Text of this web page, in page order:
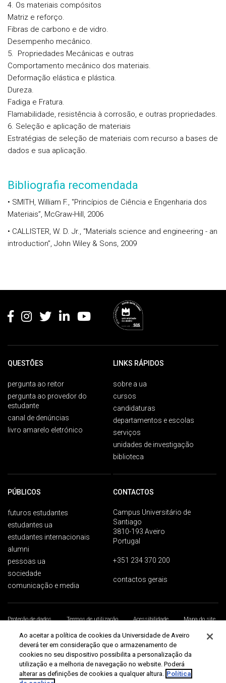
4. Os materiais compósitos
Matriz e reforço.
Fibras de carbono e de vidro.
Desempenho mecânico.
5. Propriedades Mecânicas e outras
Comportamento mecânico dos materiais.
Deformação elástica e plástica.
Dureza.
Fadiga e Fratura.
Flamabilidade, resistência à corrosão, e outras propriedades.
6. Seleção e aplicação de materiais
Estratégias de seleção de materiais com recurso a bases de
dados e sua aplicação.
Bibliografia recomendada
• SMITH, William F., "Princípios de Ciência e Engenharia dos
Materiais”, McGraw-Hill, 2006
• CALLISTER, W. D. Jr., “Materials science and engineering - an
introduction”, John Wiley & Sons, 2009
QUESTÕES
pergunta ao reitor
pergunta ao provedor do
estudante
canal de denúncias
livro amarelo eletrónico
LINKS RÁPIDOS
sobre a ua
cursos
candidaturas
departamentos e escolas
serviços
unidades de investigação
biblioteca
PÚBLICOS
futuros estudantes
estudantes ua
estudantes internacionais
alumni
pessoas ua
sociedade
comunicação e media
CONTACTOS
Campus Universitário de
Santiago
3810-193 Aveiro
Portugal
+351 234 370 200
contactos gerais
Proteção de dados Termos de utilização Acessibilidade
Mapa do site
Universidade de Aveiro 2026
Ao aceitar a política de cookies da Universidade de Aveiro
deverá ter em consideração que o armazenamento de
cookies no seu dispositivo possibilita a personalização da
utilização e a melhoria de navegação no website. Poderá
alterar as definições de cookies a qualquer altura. Política